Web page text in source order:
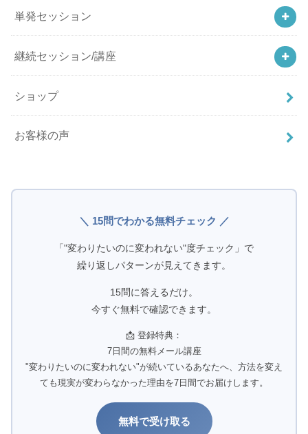
単発セッション
継続セッション/講座
ショップ
お客様の声
＼ 15問でわかる無料チェック ／
「"変わりたいのに変われない"度チェック」で
繰り返しパターンが見えてきます。
15問に答えるだけ。
今すぐ無料で確認できます。
📩 登録特典：
7日間の無料メール講座
"変わりたいのに変われない"が続いているあなたへ、方法を変え
ても現実が変わらなかった理由を7日間でお届けします。
無料で受け取る